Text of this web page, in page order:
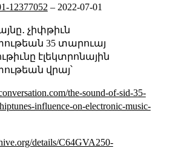
12377052 – 2022-07-01
չիփթիւն
35 տարուայ
էլեկտրոնային
վրայ՝
the-sound-of-sid-35-
influence-on-electronic-music-
details/C64GVA250-